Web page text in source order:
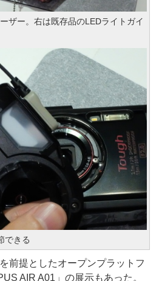
ザー。右は既存品のLEDライトガイ
できる
前提としたオープンプラットフ
AIR A01」の展示もあった。